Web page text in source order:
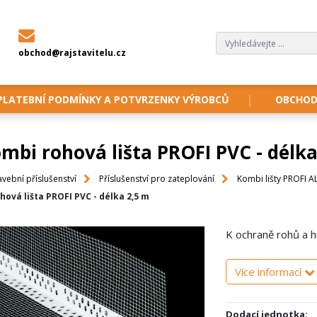
obchod@rajstavitelu.cz
PODMÍNKY A POTVRZENKY VÝROBCŮ
rohová lišta PROFI PVC -
příslušenství Příslušenství pro zateplování
Kombi lišty PROFI
lišta PROFI PVC - délka 2,5 m
K ochraně rohů a
Více informací
Dodací jednotka: